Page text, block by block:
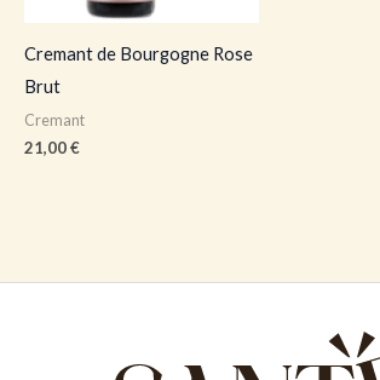
Cremant de Bourgogne Rose
Brut
Cremant
21,00€